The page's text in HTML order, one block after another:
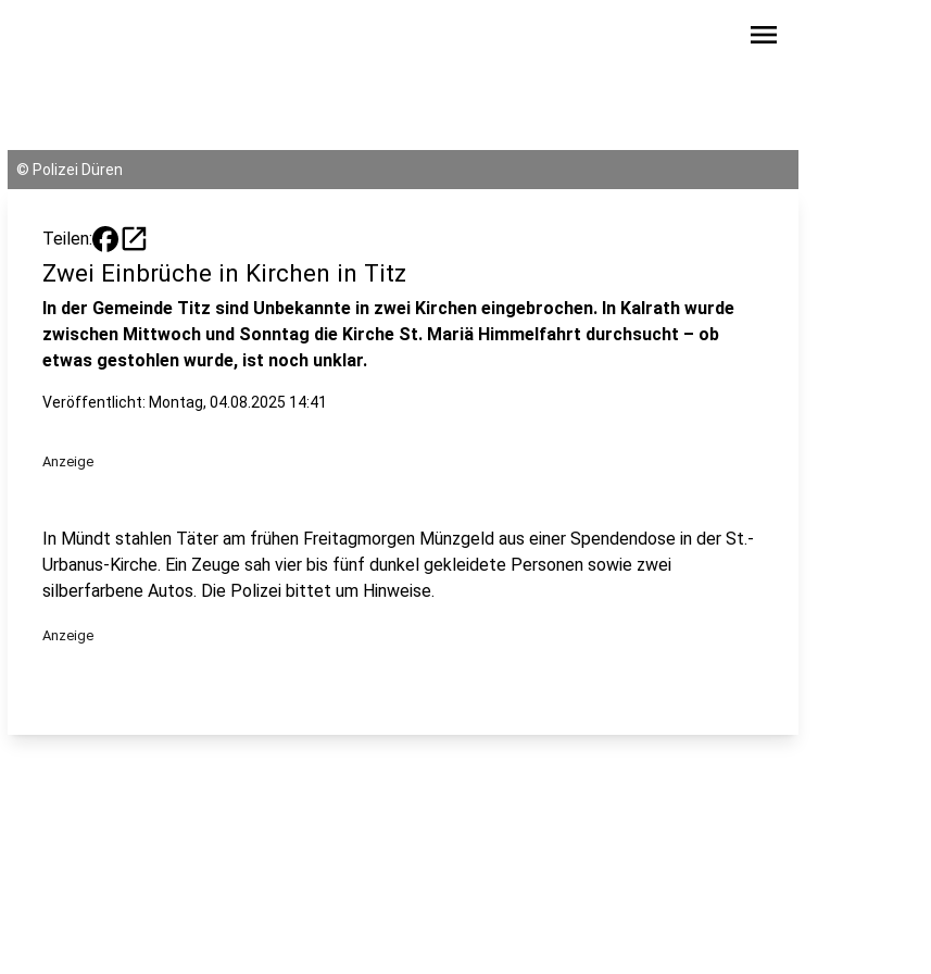
menu
© Polizei Düren
Teilen: open_in_new
Zwei Einbrüche in Kirchen in Titz
In der Gemeinde Titz sind Unbekannte in zwei Kirchen eingebrochen. In Kalrath wurde
zwischen Mittwoch und Sonntag die Kirche St. Mariä Himmelfahrt durchsucht – ob
etwas gestohlen wurde, ist noch unklar.
Veröffentlicht: Montag, 04.08.2025 14:41
Anzeige
In Mündt stahlen Täter am frühen Freitagmorgen Münzgeld aus einer Spendendose in der St.-
Urbanus-Kirche. Ein Zeuge sah vier bis fünf dunkel gekleidete Personen sowie zwei
silberfarbene Autos. Die Polizei bittet um Hinweise.
Anzeige